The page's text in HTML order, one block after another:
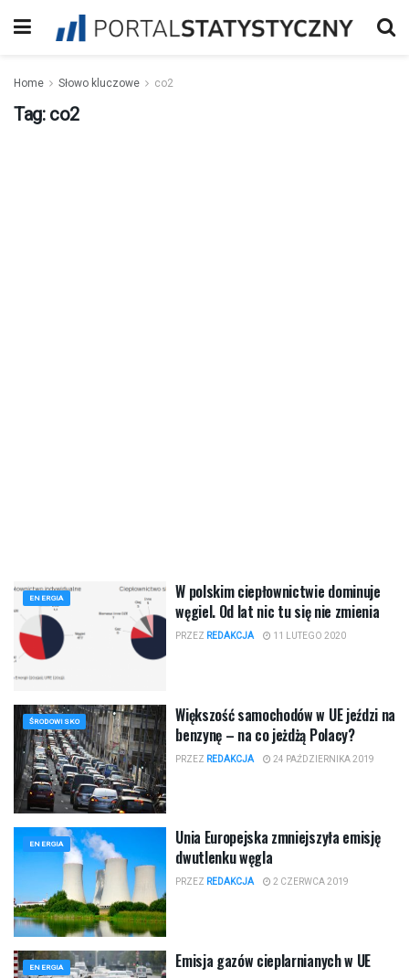
Home Słowo kluczowe co2
Tag: co2
ENERGIA
W polskim ciepłownictwie dominuje
węgiel. Od lat nic tu się nie zmienia
PRZEZ REDAKCJA 11 LUTEGO 2020
ŚRODOWISKO
Większość samochodów w UE jeździ na
benzynę – na co jeżdżą Polacy?
PRZEZ REDAKCJA 24 PAŹDZIERNIKA 2019
ENERGIA
Unia Europejska zmniejszyła emisję
dwutlenku węgla
PRZEZ REDAKCJA 2 CZERWCA 2019
ENERGIA Emisja gazów cieplarnianych w UE